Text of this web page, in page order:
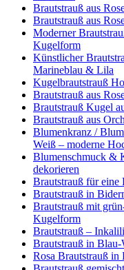
Brautstrauß aus
Brautstrauß aus
Moderner
Kugelform
Künstlicher
Marineblau & Lila
Kugelbrautstrauß
Brautstrauß aus
Brautstrauß Kugel
Brautstrauß aus
Blumenkranz /
Weiß – moderne
Blumenschmuck &
dekorieren
Brautstrauß für eine
Brautstrauß in
Brautstrauß mit
Kugelform
Brautstrauß –
Brautstrauß in Blau-
Rosa Brautstrauß